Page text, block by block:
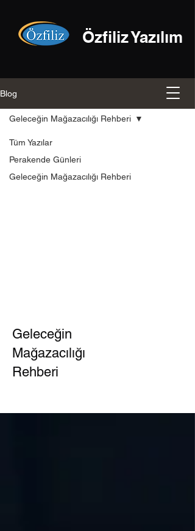
Özfiliz Yazılım
Blog
Tüm Yazılar
Perakende Günleri
Geleceğin Mağazacılığı Rehberi
Geleceğin Mağazacılığı Rehberi
Geleceğin
Mağazacılığı
Rehberi